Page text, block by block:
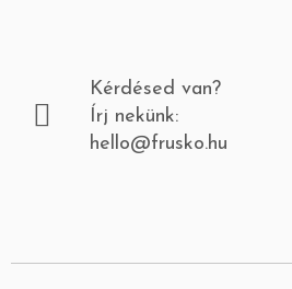
Kérdésed van?
Írj nekünk:
hello@frusko.hu